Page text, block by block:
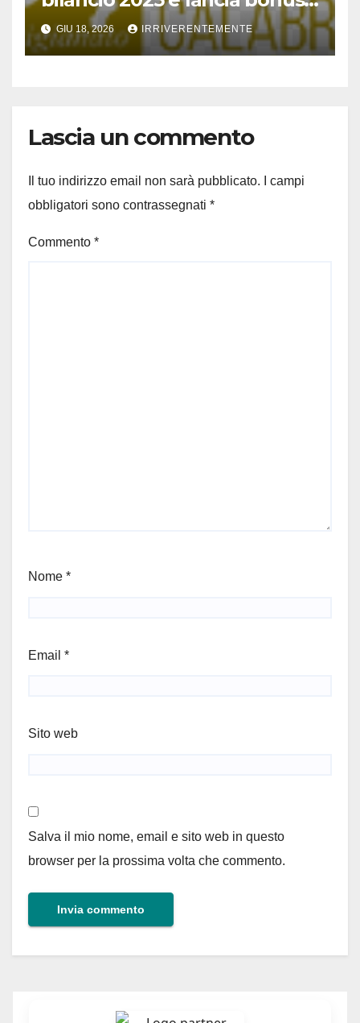
estate ’26
GIU 18, 2026 IRRIVERENTEMENTE
Lascia un commento
Il tuo indirizzo email non sarà pubblicato.
I campi
obbligatori sono contrassegnati *
Commento *
Nome *
Email *
Sito web
Salva il mio nome, email e sito web in questo
browser per la prossima volta che commento.